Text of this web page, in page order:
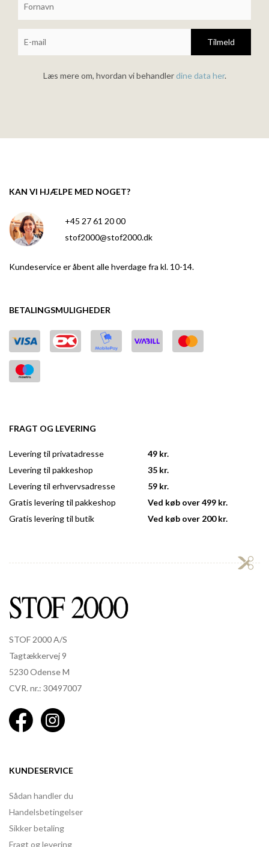
Tilmeld
Læs mere om, hvordan vi behandlerdine data her.
KAN VI HJÆLPE MED NOGET?
+45 27 61 20 00
stof2000@stof2000.dk
Kundeservice er åbent alle hverdage fra kl. 10-14.
BETALINGSMULIGHEDER
FRAGT OG LEVERING
Levering til privatadresse
Levering til pakkeshop
Levering til erhvervsadresse
Gratis levering til pakkeshop
Gratis levering til butik
49 kr.
35 kr.
59 kr.
Ved køb over 499 kr.
Ved køb over 200 kr.
STOF 2000 A/S
Tagtækkervej 9
5230 Odense M
CVR. nr.: 30497007
KUNDESERVICE
Sådan handler du
Handelsbetingelser
Sikker betaling
Fragt og levering